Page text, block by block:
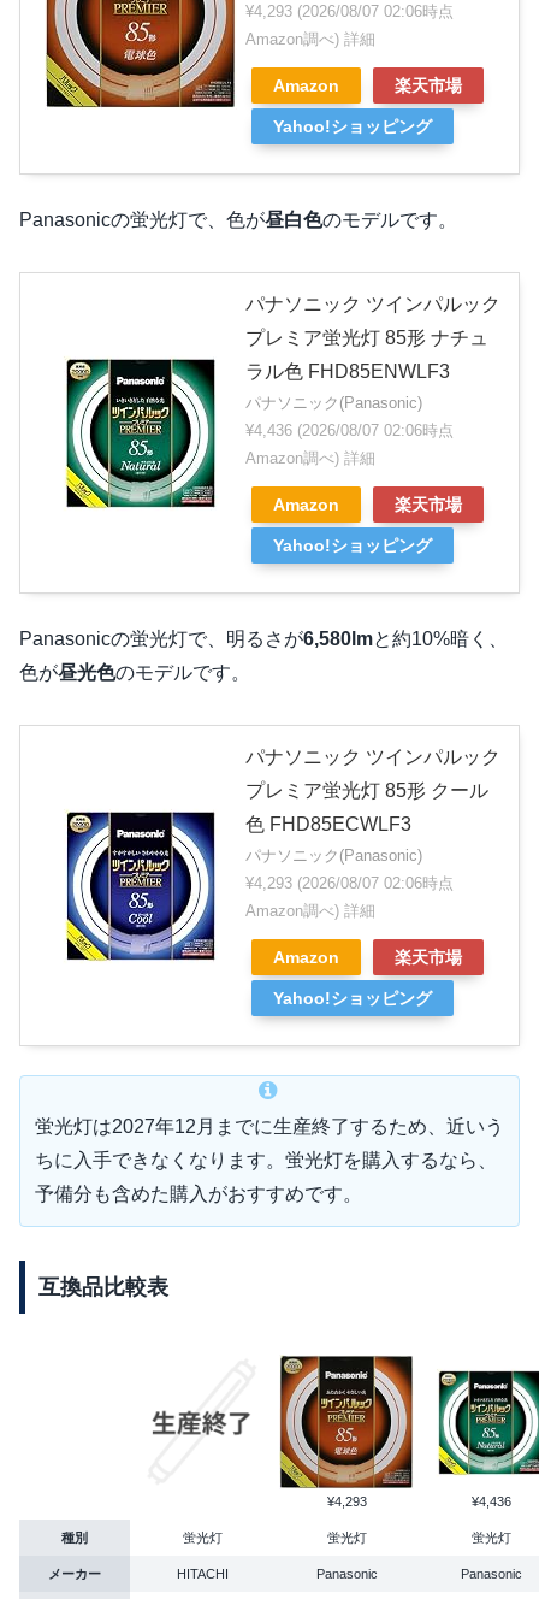
¥4,293 (2026/08/07 02:06時点
Amazon調べ) 詳細
Amazon 楽天市場
Yahoo!ショッピング
Panasonicの蛍光灯で、色が昼白色のモデルです。
パナソニック ツインパルック
プレミア蛍光灯 85形 ナチュ
ラル色 FHD85ENWLF3
パナソニック(Panasonic)
¥4,436 (2026/08/07 02:06時点
Amazon調べ) 詳細
Amazon 楽天市場
Yahoo!ショッピング
Panasonicの蛍光灯で、明るさが6,580lmと約10%暗く、
色が昼光色のモデルです。
パナソニック ツインパルック
プレミア蛍光灯 85形 クール
色 FHD85ECWLF3
パナソニック(Panasonic)
¥4,293 (2026/08/07 02:06時点
Amazon調べ) 詳細
Amazon 楽天市場
Yahoo!ショッピング
蛍光灯は2027年12月までに生産終了するため、近いう
ちに入手できなくなります。蛍光灯を購入するなら、
予備分も含めた購入がおすすめです。
互換品比較表
¥4,293 ¥4,436
種別 蛍光灯 蛍光灯 蛍光灯
メーカー HITACHI Panasonic Panasonic